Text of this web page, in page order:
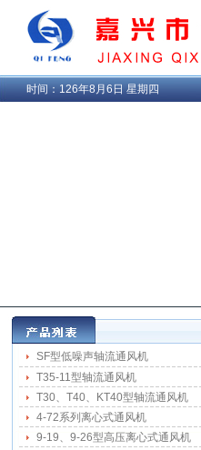
时间： 126年8月6日 星期四
SF型低噪声轴流通风机
T35-11型轴流通风机
T30、T40、KT40型轴流通风机
4-72系列离心式通风机
9-19、9-26型高压离心式通风机